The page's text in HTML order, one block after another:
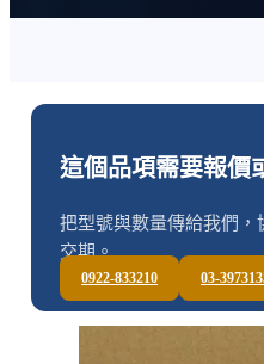
這個品項需要報價
把型號與數量傳給我們
交期。
0922-833210 03-